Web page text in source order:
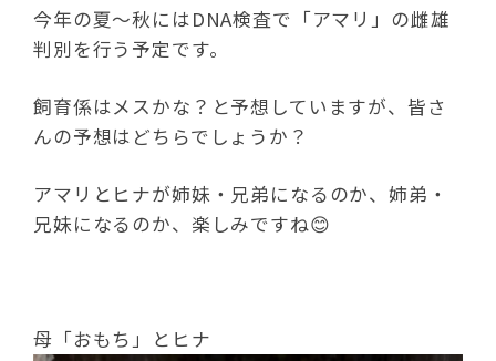
今年の夏～秋にはDNA検査で「アマリ」の雌雄
判別を行う予定です。
飼育係はメスかな？と予想していますが、皆さ
んの予想はどちらでしょうか？
アマリとヒナが姉妹・兄弟になるのか、姉弟・
兄妹になるのか、楽しみですね😊
母「おもち」とヒナ